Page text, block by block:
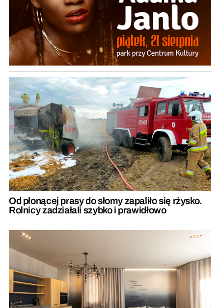
Od płonącej prasy do słomy zapaliło się rżysko.
Rolnicy zadziałali szybko i prawidłowo